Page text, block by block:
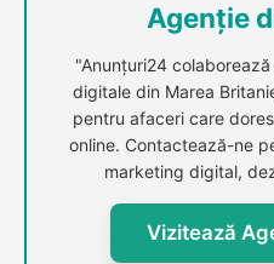
Agenție
"Anunțuri24
digitale din Marea
pentru afaceri care
online. Contactează-ne
marketing digital,
Vizitează